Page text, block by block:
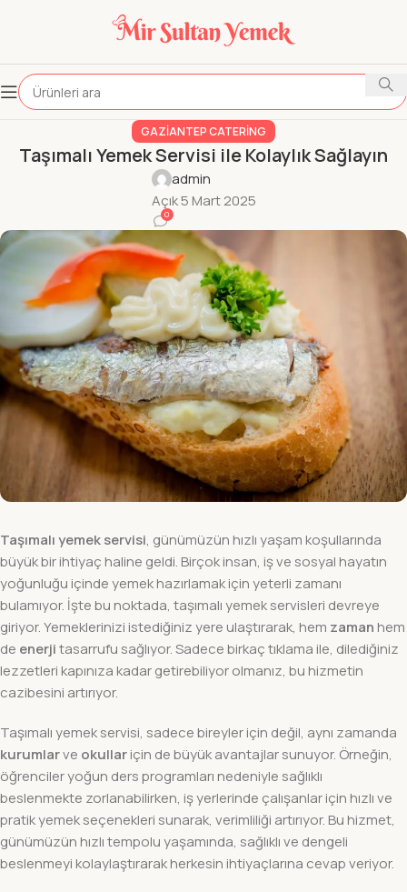
GAZIANTEP CATERING
Taşımalı Yemek Servisi ile Kolaylık Sağlayın
admin
Açık 5 Mart 2025
0
Taşımalı yemek servisi, günümüzün hızlı yaşam koşullarında
büyük bir ihtiyaç haline geldi. Birçok insan, iş ve sosyal hayatın
yoğunluğu içinde yemek hazırlamak için yeterli zamanı
bulamıyor. İşte bu noktada, taşımalı yemek servisleri devreye
giriyor. Yemeklerinizi istediğiniz yere ulaştırarak, hem zaman hem
de enerjitasarrufu sağlıyor. Sadece birkaç tıklama ile, dilediğiniz
lezzetleri kapınıza kadar getirebiliyor olmanız, bu hizmetin
cazibesini artırıyor.
Taşımalı yemek servisi, sadece bireyler için değil, aynı zamanda
kurumlarve okullariçin de büyük avantajlar sunuyor. Örneğin,
öğrenciler yoğun ders programları nedeniyle sağlıklı
beslenmekte zorlanabilirken, iş yerlerinde çalışanlar için hızlı ve
pratik yemek seçenekleri sunarak, verimliliği artırıyor. Bu hizmet,
günümüzün hızlı tempolu yaşamında, sağlıklı ve dengeli
beslenmeyi kolaylaştırarak herkesin ihtiyaçlarına cevap veriyor.